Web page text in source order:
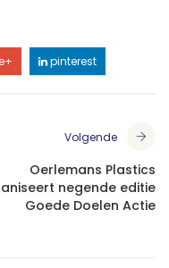
pinterest
Volgende
Oerlemans Plastics
negende editie
Goede Doelen Actie